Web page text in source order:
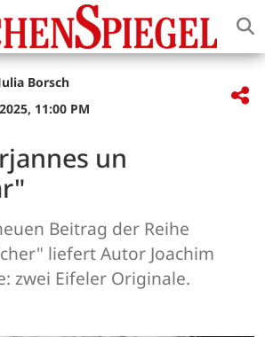
Borsch
11:00 PM
un
Beitrag der Reihe
liefert Autor Joachim
zwei Eifeler Originale.